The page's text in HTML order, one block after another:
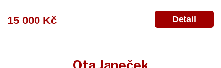
15 000 Kč Detail
Ota Janeček